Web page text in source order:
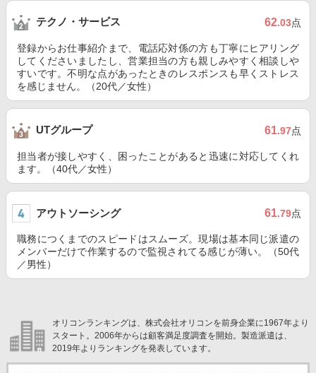
テクノ・サービス 62.03点
登録からお仕事紹介まで、電話応対係の方も丁寧にヒアリング
してくださいましたし、営業担当の方も親しみやすく相談しや
すいです。不明な点があったときのレスポンスも早くストレス
を感じません。（20代／女性）
UTグループ 61.97点
担当者が接しやすく、困ったことがあると迅速に対応してくれ
ます。（40代／女性）
アウトソーシング 61.79点
職務につくまでのスピードはスムーズ。現場は基本同じ派遣の
メンバーだけで作業するので監視されてる感じが薄い。（50代
／男性）
オリコンランキングは、株式会社オリコンを前身企業に1967年より
スタート。2006年からは顧客満足度調査を開始。製造派遣は、
2019年よりランキングを発表しています。